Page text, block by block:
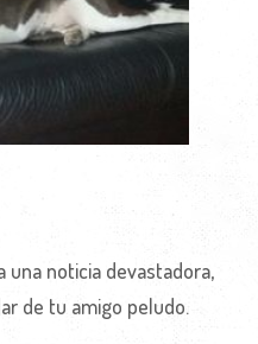
una noticia devastadora,
de tu amigo peludo.